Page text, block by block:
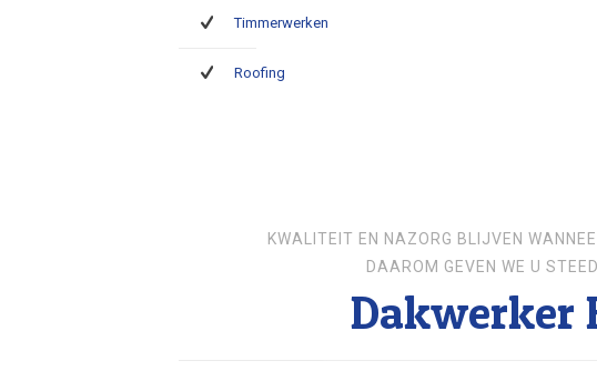
Timmerwerken
Roofing
KWALITEIT EN NAZORG BLIJVEN
DAAROM GEVEN WE U
Dakwerker